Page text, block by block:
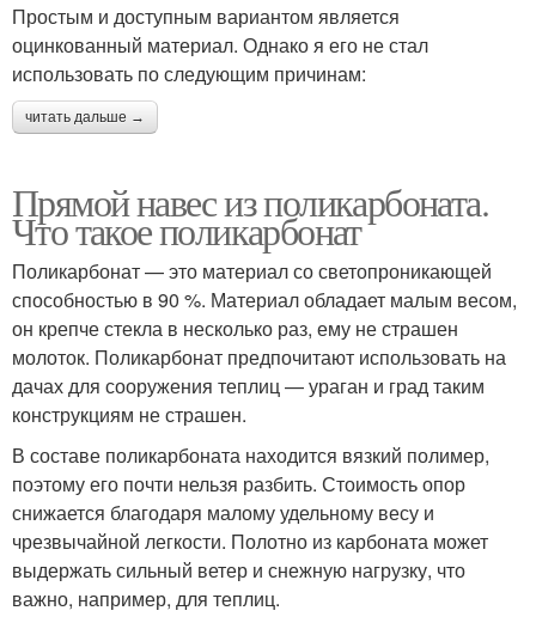
Простым и доступным вариантом является
оцинкованный материал. Однако я его не стал
использовать по следующим причинам:
читать дальше →
Прямой навес из поликарбоната.
Что такое поликарбонат
Поликарбонат — это материал со светопроникающей
способностью в 90 %. Материал обладает малым весом,
он крепче стекла в несколько раз, ему не страшен
молоток. Поликарбонат предпочитают использовать на
дачах для сооружения теплиц — ураган и град таким
конструкциям не страшен.
В составе поликарбоната находится вязкий полимер,
поэтому его почти нельзя разбить. Стоимость опор
снижается благодаря малому удельному весу и
чрезвычайной легкости. Полотно из карбоната может
выдержать сильный ветер и снежную нагрузку, что
важно, например, для теплиц.